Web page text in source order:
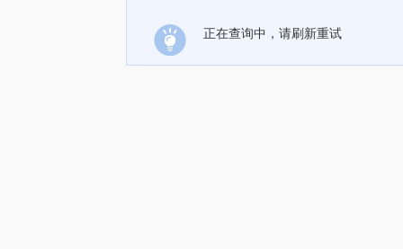
正在查询中，请刷新重试